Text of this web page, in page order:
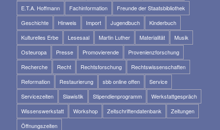
E.T.A. Hoffmann
Fachinformation
Freunde der Staatsbibliothek
Geschichte
Hinweis Import Jugendbuch
Kinderbuch
Kulturelles Erbe
Lesesaal Martin Luther Materialität
Musik
Osteuropa
Presse Promovierende
Provenienzforschung
Recherche
Recht Rechtsforschung
Rechtswissenschaften
Reformation
Restaurierung sbb online offen
Service
Servicezeiten
Slawistik Stipendienprogramm
Werkstattgespräch
Wissenswerkstatt
Workshop Zeitschriftendatenbank
Zeitungen
Öffnungszeiten